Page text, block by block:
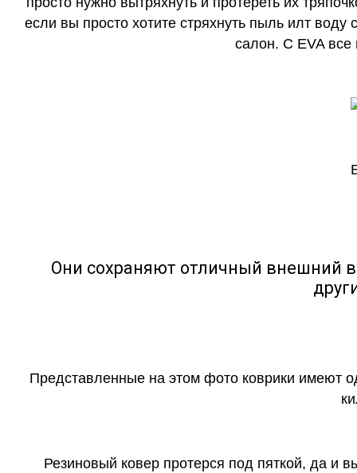
если вы просто хотите стряхнуть пыль илт воду
салон. С EVA все
Они сохраняют отличный внешний
Представленные на этом фото коврики имеют
Резиновый ковер протерся под пяткой, да и